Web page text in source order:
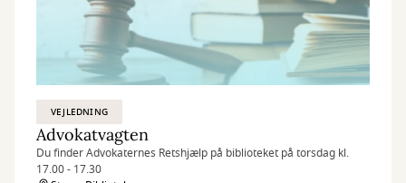
VEJLEDNING
Advokatvagten
Du finder Advokaternes Retshjælp på biblioteket på torsdag kl.
17.00 - 17.30